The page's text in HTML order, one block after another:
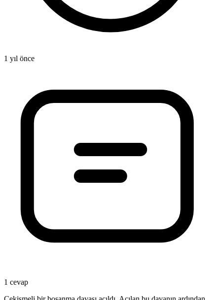
1 yıl önce
1 cevap